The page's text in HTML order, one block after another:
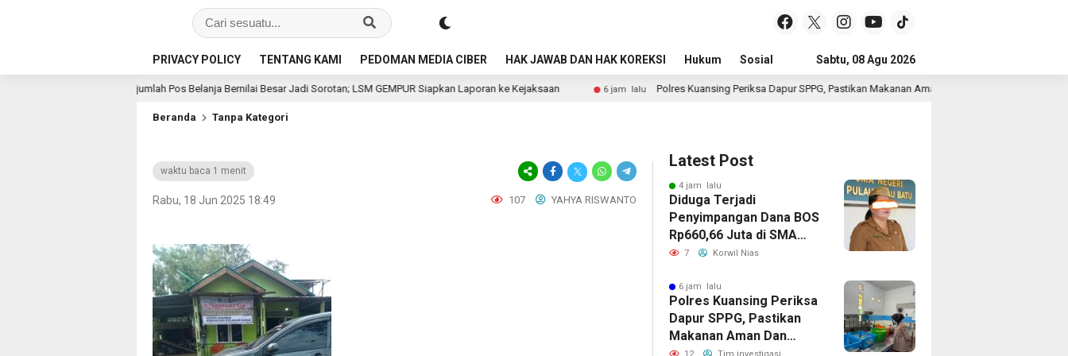
PRIVACY POLICY TENTANG KAMI PEDOMAN MEDIA CIBER HAK JAWAB DAN HAK KOREKSI Hukum Sosial Pendidikan Politik
Sabtu, 08 Agu 2026
Sejumlah Pos Belanja Bernilai Besar Jadi Sorotan; LSM GEMPUR Siapkan Laporan ke Kejaksaan 6 jam lalu Polres Kuansing Periksa Dapur SPPG, Pastikan Makanan Aman Dan Layak Dikonsumsi
Beranda Tanpa Kategori
waktu baca 1 menit
Rabu, 18 Jun 2025 18:49 107 YAHYA RISWANTO
Latest Post
4 jam lalu
Diduga Terjadi
Penyimpangan Dana BOS
Rp660,66 Juta di SMA
Negeri 1 Pulau-Pulau
Belanja Bernilai Besar
Jadi Sorotan; LSM
GEMPUR Siapkan
Laporan ke Kejaksaan
7 Korwil Nias
6 jam lalu
Polres Kuansing Periksa
Dapur SPPG, Pastikan
Makanan Aman Dan